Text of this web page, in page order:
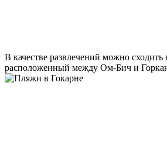
В качестве развлечений можно сходить
расположенный между Ом-Бич и